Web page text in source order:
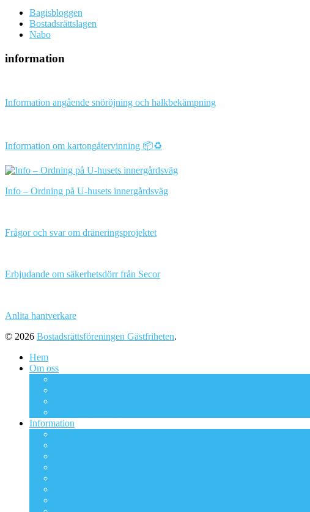
Bagisbloggen
Bostadsrättslagen
Nabo
information
Information angående snöröjning och halkbekämpning
Information om kartongåtervinning 📦♻️
Info – Ordning på U-husets innergårdsväg
Frågor och svar om dräneringsprojektet
Erbjudande om säkerhetsdörr från Secor
Anlita hantverkare
© 2026 Bostadsrättsföreningen Gästfriheten.
Hem
Om oss
Information